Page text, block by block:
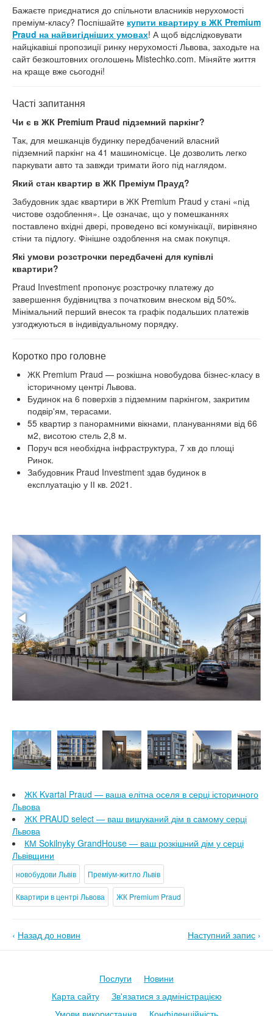
Бажаєте приєднатися до спільноти власників нерухомості
преміум-класу? Поспішайте купити квартиру в ЖК Premium
Praud на найвигідніших умовах! А щоб відслідковувати
найцікавіші пропозиції ринку нерухомості Львова, заходьте на
сайт безкоштовних оголошень Mistechko.com. Міняйте життя
на краще вже сьогодні!
Часті запитання
Чи є в ЖК Premium Praud підземний паркінг?
Так, для мешканців будинку передбачений власний
підземний паркінг на 41 машиномісце. Це дозволить легко
паркувати авто та завжди тримати його під наглядом.
Який стан квартир в ЖК Преміум Прауд?
Забудовник здає квартири в ЖК Premium Praud у стані «під
чистове оздоблення». Це означає, що у помешканнях
поставлено вхідні двері, проведено всі комунікації, вирівняно
стіни та підлогу. Фінішне оздоблення на смак покупця.
Які умови розстрочки передбачені для купівлі
квартири?
Praud Investment пропонує розстрочку платежу до
завершення будівництва з початковим внеском від 50%.
Мінімальний перший внесок та графік подальших платежів
узгоджуються в індивідуальному порядку.
Коротко про головне
ЖК Premium Praud — розкішна новобудова бізнес-класу в
історичному центрі Львова.
Будинок на 6 поверхів з підземним паркінгом, закритим
подвір'ям, терасами.
55 квартир з панорамними вікнами, плануваннями від 66
м2, висотою стель 2,8 м.
Поруч вся необхідна інфраструктура, 7 хв до площі
Ринок.
Забудовник Praud Investment здав будинок в
експлуатацію у ІІ кв. 2021.
ЖК Kvartal Praud — ваша елітна оселя в серці історичного
Львова
ЖК PRAUD select — ваш вишуканий дім в самому серці
Львова
КМ Sokilnyky GrandHouse — ваш розкішний дім у серці
Львівщини
новобудови Львів Преміум-житло Львів
Квартири в центрі Львова ЖК Premium Praud
‹ Назад до новин Наступний запис ›
Послуги
Новини
Карта сайту
Зв'язатися з адміністрацією